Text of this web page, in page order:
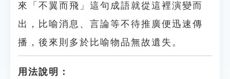
來「不翼而飛」這句成語就從這裡演變而
出，比喻消息、言論等不待推廣便迅速傳
播，後來則多於比喻物品無故遺失。
用法說明：